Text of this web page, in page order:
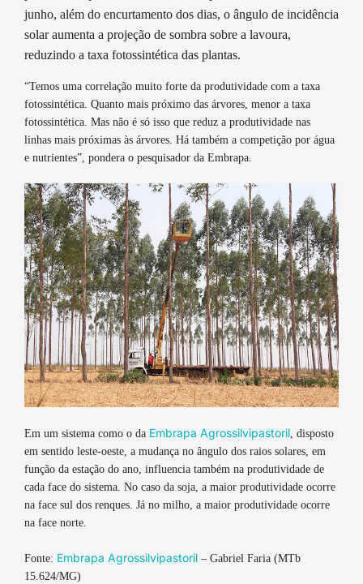
junho, além do encurtamento dos dias, o ângulo de incidência
solar aumenta a projeção de sombra sobre a lavoura,
reduzindo a taxa fotossintética das plantas.
“Temos uma correlação muito forte da produtividade com a taxa
fotossintética. Quanto mais próximo das árvores, menor a taxa
fotossintética. Mas não é só isso que reduz a produtividade nas
linhas mais próximas às árvores. Há também a competição por água
e nutrientes”, pondera o pesquisador da Embrapa.
Em um sistema como o da Embrapa Agrossilvipastoril, disposto
em sentido leste-oeste, a mudança no ângulo dos raios solares, em
função da estação do ano, influencia também na produtividade de
cada face do sistema. No caso da soja, a maior produtividade ocorre
na face sul dos renques. Já no milho, a maior produtividade ocorre
na face norte.
Fonte: Embrapa Agrossilvipastoril – Gabriel Faria (MTb
15.624/MG)